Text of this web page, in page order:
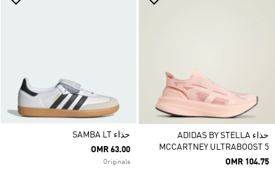
حذاء ADIDAS BY STELLA
MCCARTNEY ULTRABOOST 5
OMR 104.75
حذاء SAMBA LT
OMR 63.00
Originals